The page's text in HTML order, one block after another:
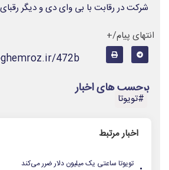
شرکت در رقابت با بی‌ وای‌ دی و دیگر
انتهای پیام/+
472b
برچسب های اخبار
#تویوتا
اخبار مرتبط
تویوتا ساعتی یک میلیون دلار ضرر می‌کند